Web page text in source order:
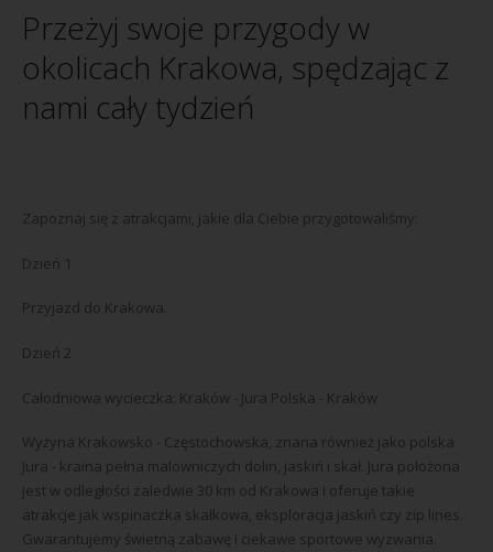
Przeżyj swoje przygody w
okolicach Krakowa, spędzając z
nami cały tydzień
Zapoznaj się z atrakcjami, jakie dla Ciebie przygotowaliśmy:
Dzień 1
Przyjazd do Krakowa.
Dzień 2
Całodniowa wycieczka: Kraków - Jura Polska - Kraków
Wyżyna Krakowsko - Częstochowska, znana również jako polska
Jura - kraina pełna malowniczych dolin, jaskiń i skał. Jura położona
jest w odległości zaledwie 30 km od Krakowa i oferuje takie
atrakcje jak wspinaczka skałkowa, eksploracja jaskiń czy zip lines.
Gwarantujemy świetną zabawę i ciekawe sportowe wyzwania.